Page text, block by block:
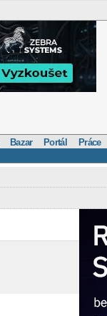
Bazar Portál Práce